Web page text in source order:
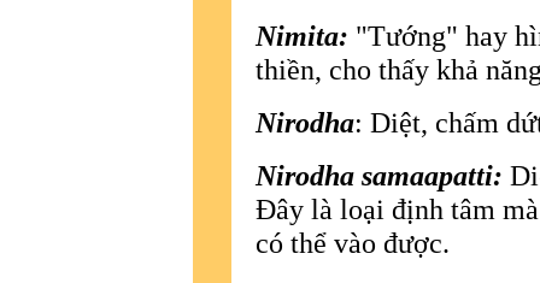
Nimita: "Tướng" hay
thiền, cho thấy khả
Nirodha: Diệt, chấm
Nirodha samaapatti:
Ðây là loại định tâm
có thể vào được.